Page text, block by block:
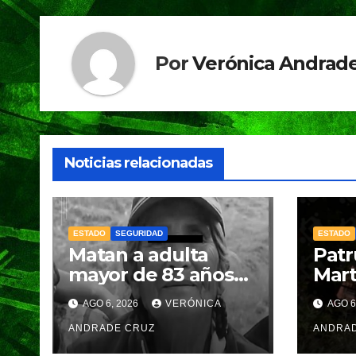
k
PorVerónica
Noticias relacionadas
ESTADO SEGURIDAD
Matan a adulta
mayor de 83 años
durante asalto en
Amozoc
AGO 6, 2026 VERÓNICA
ANDRADE CRUZ
ESTADO
cae
AGO